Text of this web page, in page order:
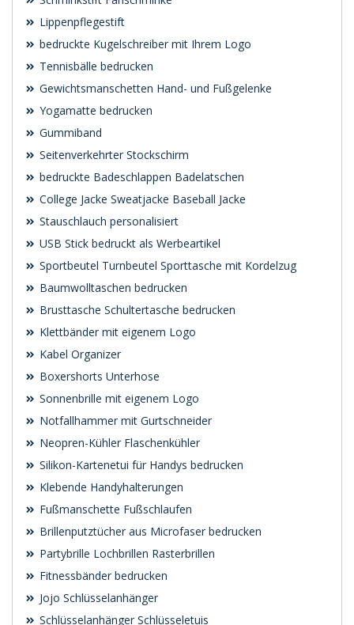
Lippenpflegestift
bedruckte Kugelschreiber mit Ihrem Logo
Tennisbälle bedrucken
Gewichtsmanschetten Hand- und Fußgelenke
Yogamatte bedrucken
Gummiband
Seitenverkehrter Stockschirm
bedruckte Badeschlappen Badelatschen
College Jacke Sweatjacke Baseball Jacke
Stauschlauch personalisiert
USB Stick bedruckt als Werbeartikel
Sportbeutel Turnbeutel Sporttasche mit Kordelzug
Baumwolltaschen bedrucken
Brusttasche Schultertasche bedrucken
Klettbänder mit eigenem Logo
Kabel Organizer
Boxershorts Unterhose
Sonnenbrille mit eigenem Logo
Notfallhammer mit Gurtschneider
Neopren-Kühler Flaschenkühler
Silikon-Kartenetui für Handys bedrucken
Klebende Handyhalterungen
Fußmanschette Fußschlaufen
Brillenputztücher aus Microfaser bedrucken
Partybrille Lochbrillen Rasterbrillen
Fitnessbänder bedrucken
Jojo Schlüsselanhänger
Schlüsselanhänger Schlüsseletuis